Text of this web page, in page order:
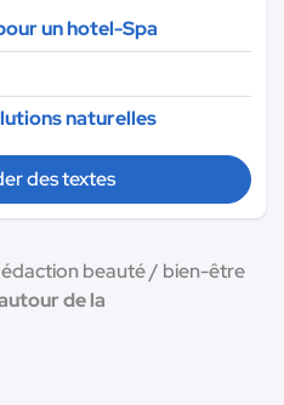
un hotel-Spa
naturelles
des textes
beauté / bien-être
de la